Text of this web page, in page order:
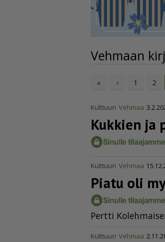
Vehmaan
« ‹ 1 2
Kulttuuri Vehmaa
Kukkien ja
Kulttuuri Vehmaa
Piatu oli
Pert­ti
Kulttuuri Vehmaa